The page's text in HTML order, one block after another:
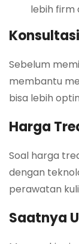
lebih firm
Sebelum
membantu
bisa lebih
Harga
Soal harga
dengan
perawatan
Saatnya